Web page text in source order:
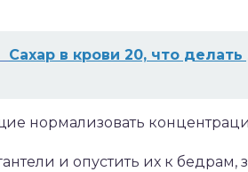
Сахар в крови 20, что
нормализовать
и опустить их к бедрам,